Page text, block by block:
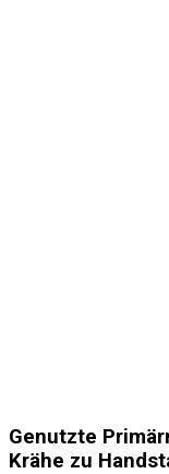
Genutzte
Krähe zu